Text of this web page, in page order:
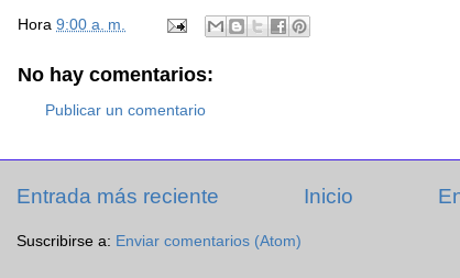
Hora 9:00 a. m.
No hay comentarios:
Publicar un comentario
Entrada más reciente Inicio
Suscribirse a: Enviar comentarios (Atom)